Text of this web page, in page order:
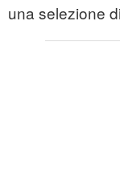
una selezione